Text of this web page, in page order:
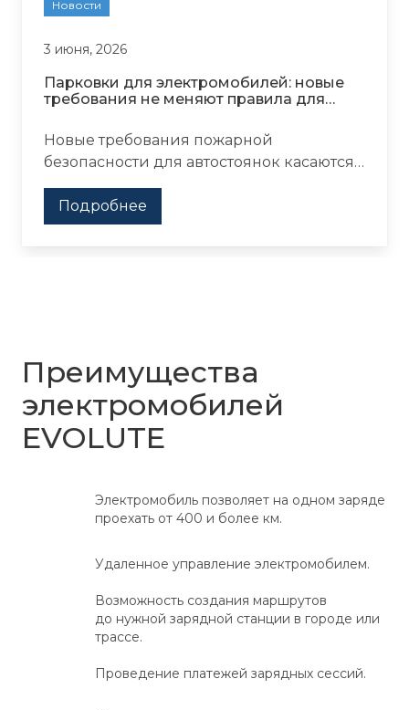
Новости
3 июня, 2026
Парковки для электромобилей: новые
требования не меняют правила для
Новые требования пожарной
безопасности для автостоянок касаются
объектов парковки, но не меняют
повседневную эксплуатацию EV и PHEV.
Подробнее
Преимущества
электромобилей
EVOLUTE
Электромобиль позволяет на одном заряде
проехать от 400 и более км.
Удаленное управление электромобилем.
Возможность создания маршрутов
до нужной зарядной станции в городе или
трассе.
Проведение платежей зарядных сессий.